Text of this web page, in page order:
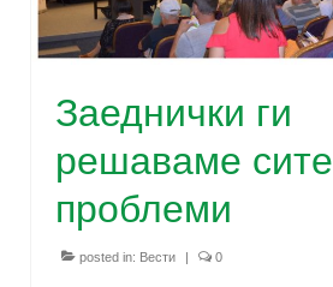
Заеднички ги
решаваме сите
проблеми
posted in: Вести | 0